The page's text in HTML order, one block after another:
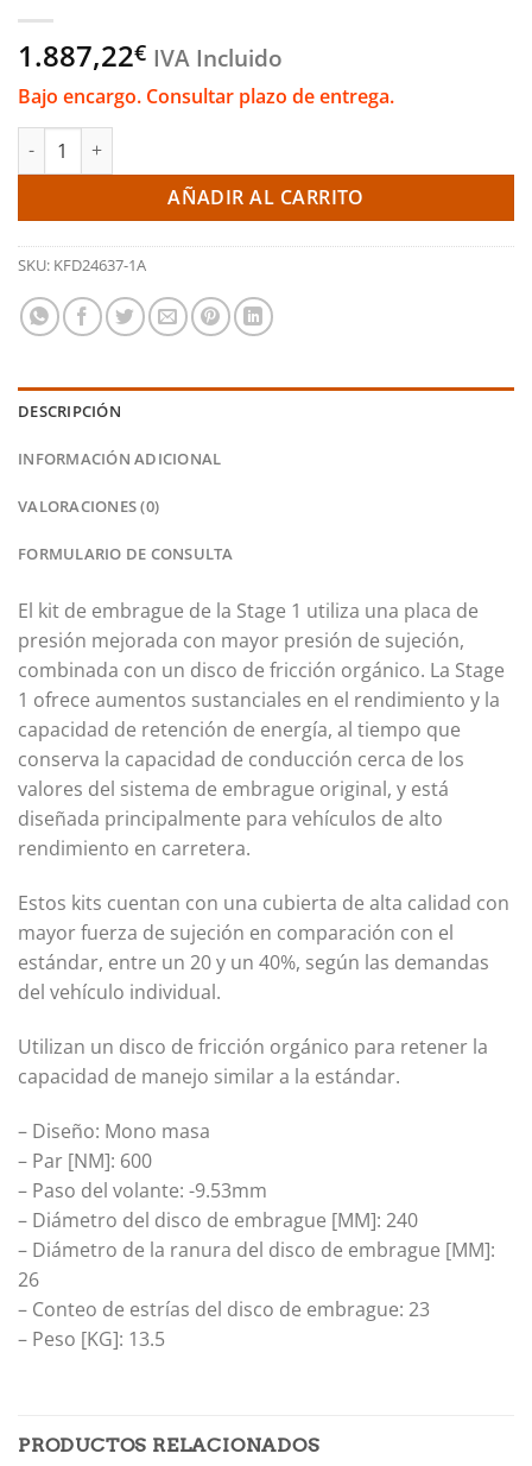
1.887,22€ IVA Incluido
Bajo encargo. Consultar plazo de entrega.
Kit de embrague orgánico amortiguado con conversión a
AÑADIR AL CARRITO
SKU: KFD24637-1A
DESCRIPCIÓN
INFORMACIÓN ADICIONAL
VALORACIONES (0)
FORMULARIO DE CONSULTA
El kit de embrague de la Stage 1 utiliza una placa de
presión mejorada con mayor presión de sujeción,
combinada con un disco de fricción orgánico. La Stage
1 ofrece aumentos sustanciales en el rendimiento y la
capacidad de retención de energía, al tiempo que
conserva la capacidad de conducción cerca de los
valores del sistema de embrague original, y está
diseñada principalmente para vehículos de alto
rendimiento en carretera.
Estos kits cuentan con una cubierta de alta calidad con
mayor fuerza de sujeción en comparación con el
estándar, entre un 20 y un 40%, según las demandas
del vehículo individual.
Utilizan un disco de fricción orgánico para retener la
capacidad de manejo similar a la estándar.
– Diseño: Mono masa
– Par [NM]: 600
– Paso del volante: -9.53mm
– Diámetro del disco de embrague [MM]: 240
– Diámetro de la ranura del disco de embrague [MM]:
26
– Conteo de estrías del disco de embrague: 23
– Peso [KG]: 13.5
PRODUCTOS RELACIONADOS